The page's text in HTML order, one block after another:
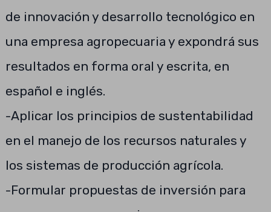
de innovación y desarrollo tecnológico en
una empresa agropecuaria y expondrá sus
resultados en forma oral y escrita, en
español e inglés.
-Aplicar los principios de sustentabilidad
en el manejo de los recursos naturales y
los sistemas de producción agrícola.
-Formular propuestas de inversión para